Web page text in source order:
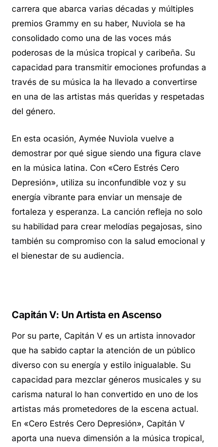
carrera que abarca varias décadas y múltiples
premios Grammy en su haber, Nuviola se ha
consolidado como una de las voces más
poderosas de la música tropical y caribeña. Su
capacidad para transmitir emociones profundas a
través de su música la ha llevado a convertirse
en una de las artistas más queridas y respetadas
del género.
En esta ocasión, Aymée Nuviola vuelve a
demostrar por qué sigue siendo una figura clave
en la música latina. Con «Cero Estrés Cero
Depresión», utiliza su inconfundible voz y su
energía vibrante para enviar un mensaje de
fortaleza y esperanza. La canción refleja no solo
su habilidad para crear melodías pegajosas, sino
también su compromiso con la salud emocional y
el bienestar de su audiencia.
Capitán V: Un Artista en Ascenso
Por su parte, Capitán V es un artista innovador
que ha sabido captar la atención de un público
diverso con su energía y estilo inigualable. Su
capacidad para mezclar géneros musicales y su
carisma natural lo han convertido en uno de los
artistas más prometedores de la escena actual.
En «Cero Estrés Cero Depresión», Capitán V
aporta una nueva dimensión a la música tropical,